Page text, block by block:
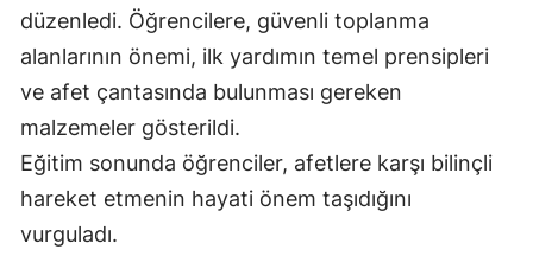
düzenledi. Öğrencilere, güvenli toplanma
alanlarının önemi, ilk yardımın temel prensipleri
ve afet çantasında bulunması gereken
malzemeler gösterildi.
Eğitim sonunda öğrenciler, afetlere karşı bilinçli
hareket etmenin hayati önem taşıdığını
vurguladı.